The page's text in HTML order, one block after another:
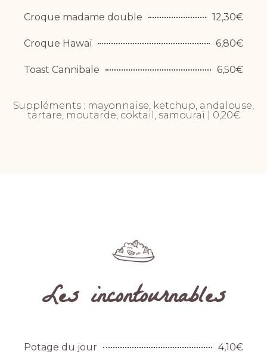
Croque madame double 12,30€
Croque Hawaï 6,80€
Toast Cannibale 6,50€
Suppléments : mayonnaise, ketchup, andalouse,
tartare, moutarde, coktail, samouraï | 0,20€
Les incontournables
Potage du jour 4,10€